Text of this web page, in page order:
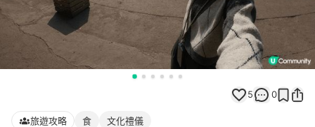
5 0
旅遊攻略 食 文化禮儀